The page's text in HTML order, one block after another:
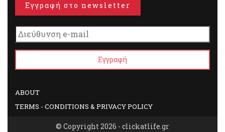
Εγγραφή στο newsletter
ABOUT
TERMS - CONDITIONS & PRIVACY POLICY
© Copyright 2026 - clickatlife.gr